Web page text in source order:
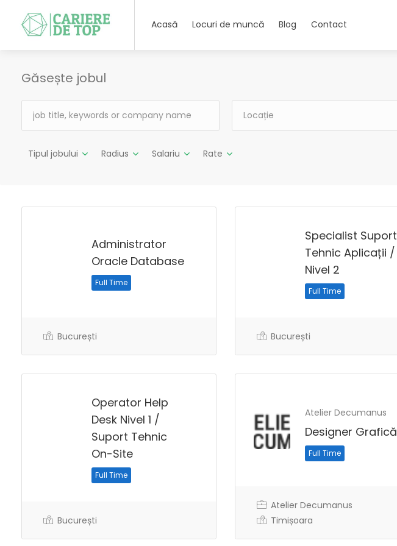
Acasă Locuri de muncă Blog Contact
Găsește jobul
Tipul jobului Radius Salariu Rate
Administrator
Oracle Database
Full Time
București
Specialist Suport
Tehnic Aplicații /
Nivel 2
Full Time
București
Operator Help
Desk Nivel 1 /
Suport Tehnic
On-Site
Full Time
București
Atelier Decumanus
Designer Grafică
Full Time
Atelier Decumanus
Timișoara